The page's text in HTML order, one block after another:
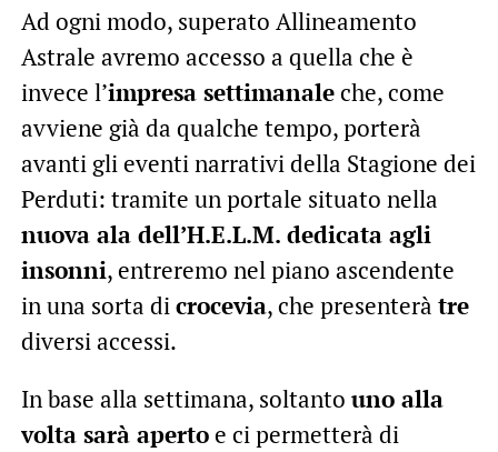
Ad ogni modo, superato Allineamento
Astrale avremo accesso a quella che è
invece l’impresa settimanaleche, come
avviene già da qualche tempo, porterà
avanti gli eventi narrativi della Stagione dei
Perduti: tramite un portale situato nella
nuova ala dell’H.E.L.M. dedicata agli
insonni, entreremo nel piano ascendente
in una sorta dicrocevia, che presenterà tre
diversi accessi.
In base alla settimana, soltanto uno alla
volta sarà apertoe ci permetterà di